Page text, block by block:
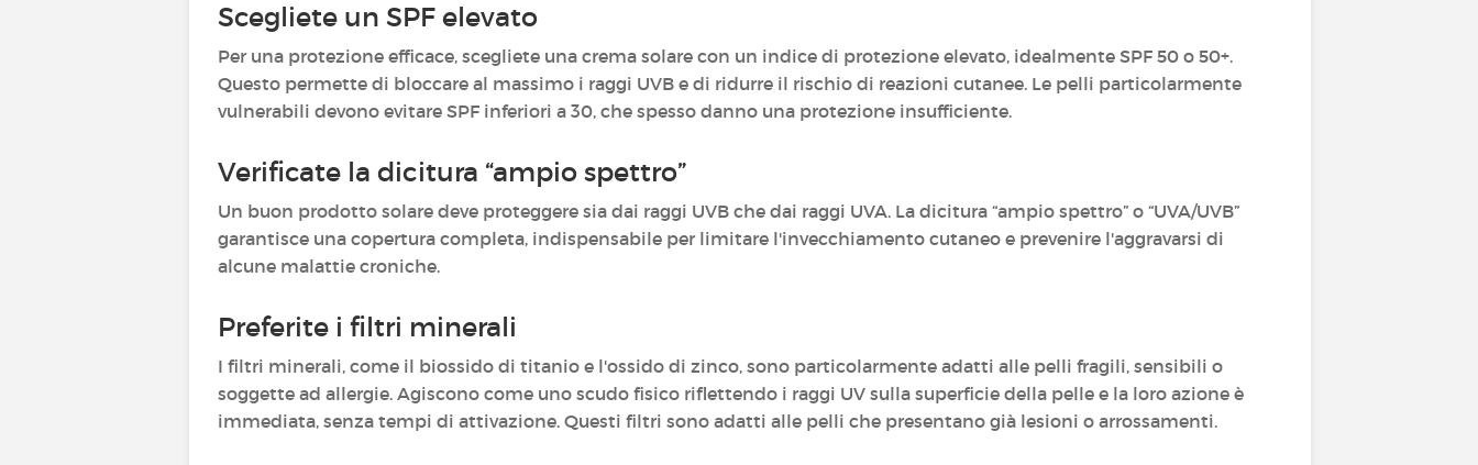
Scegliete un SPF elevato
Per una protezione efficace, scegliete una crema solare con un indice di protezione elevato, idealmente SPF 50 o 50+.
Questo permette di bloccare al massimo i raggi UVB e di ridurre il rischio di reazioni cutanee. Le pelli particolarmente
vulnerabili devono evitare SPF inferiori a 30, che spesso danno una protezione insufficiente.
Verificate la dicitura “ampio spettro”
Un buon prodotto solare deve proteggere sia dai raggi UVB che dai raggi UVA. La dicitura “ampio spettro” o “UVA/UVB”
garantisce una copertura completa, indispensabile per limitare l'invecchiamento cutaneo e prevenire l'aggravarsi di
alcune malattie croniche.
Preferite i filtri minerali
I filtri minerali, come il biossido di titanio e l'ossido di zinco, sono particolarmente adatti alle pelli fragili, sensibili o
soggette ad allergie. Agiscono come uno scudo fisico riflettendo i raggi UV sulla superficie della pelle e la loro azione è
immediata, senza tempi di attivazione. Questi filtri sono adatti alle pelli che presentano già lesioni o arrossamenti.